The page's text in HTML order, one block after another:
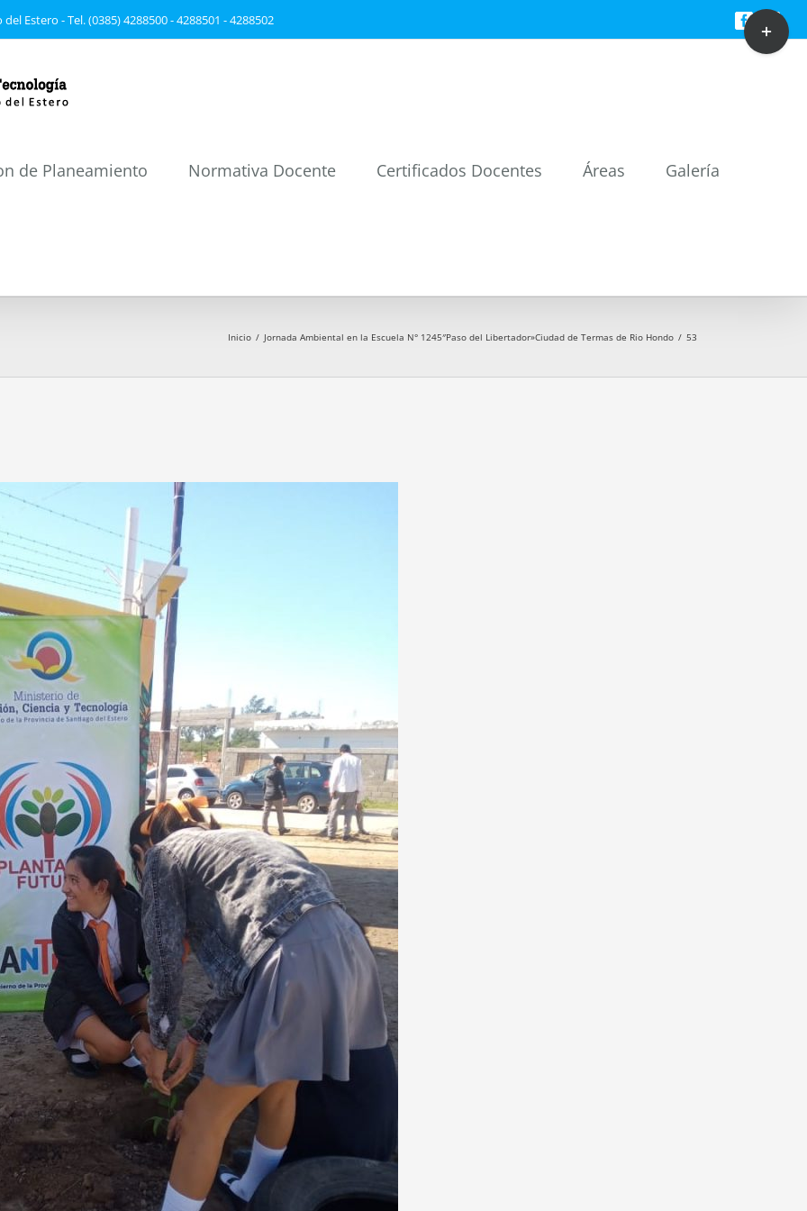
Estero - Tel. (0385) 4288500 - 4288501 - 4288502 Facebook
de Planeamiento Normativa Docente Certificados Docentes Áreas Galería
Inicio / Jornada Ambiental en la Escuela N° 1245″Paso del Libertador»Ciudad de Termas de Rio Hondo / 53
Toggle
Sliding